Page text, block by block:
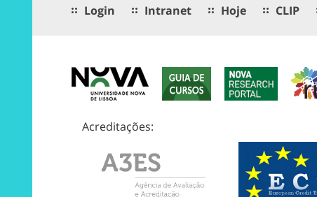
Login Intranet Hoje CLIP
Acreditações: